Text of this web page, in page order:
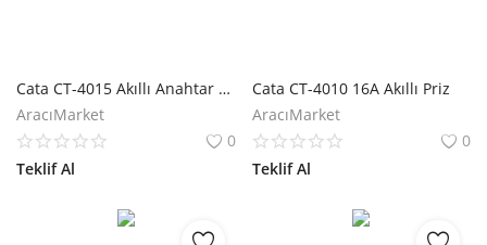
Cata CT-4015 Akıllı Anahtar Switch
AracıMarket
0
Teklif Al
Cata CT-4010 16A Akıllı Priz
AracıMarket
0
Teklif Al